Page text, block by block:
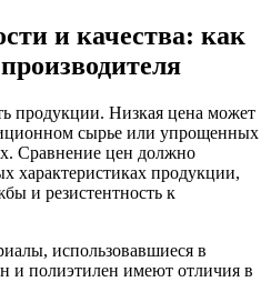
и качества: как
продукции. Низкая цена может
сырье или упрощенных
Сравнение цен должно
характеристиках продукции,
и резистентность к
использовавшиеся в
и полиэтилен имеют отличия в